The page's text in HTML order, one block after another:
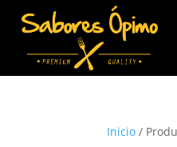
Inicio /